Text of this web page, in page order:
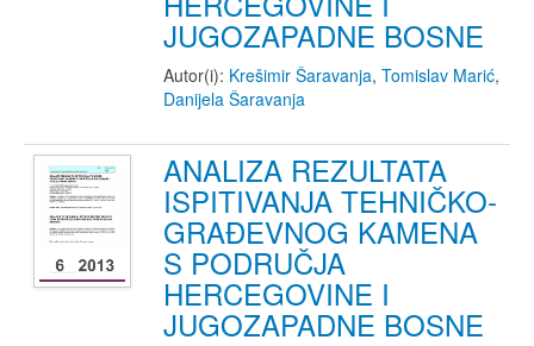
JUGOZAPADNE BOSNE
Autor(i): Krešimir Šaravanja, Tomislav Marić,
Danijela Šaravanja
ANALIZA REZULTATA
ISPITIVANJA TEHNIČKO-
GRAĐEVNOG KAMENA
S PODRUČJA
HERCEGOVINE I
JUGOZAPADNE BOSNE